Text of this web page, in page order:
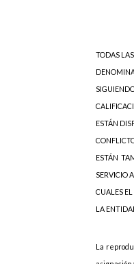
TODAS
ESTÁN
ESTÁN
SERVICIO
CUALES
LA
La